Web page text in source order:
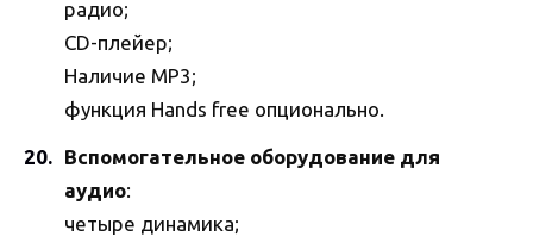
радио;
CD-плейер;
Наличие MP3;
функция Hands free опционально.
Вспомогательное оборудование для
аудио:
четыре динамика;